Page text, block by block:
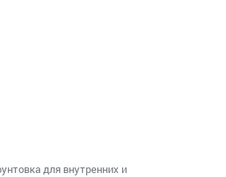
для внутренних и